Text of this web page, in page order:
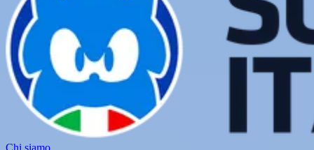
Chi siamo